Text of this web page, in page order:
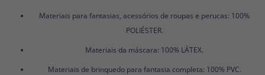
Materiais para fantasias, acessórios de roupas e perucas: 100%
POLIÉSTER.
Materiais da máscara: 100% LÁTEX.
Materiais de brinquedo para fantasia completa: 100% PVC.